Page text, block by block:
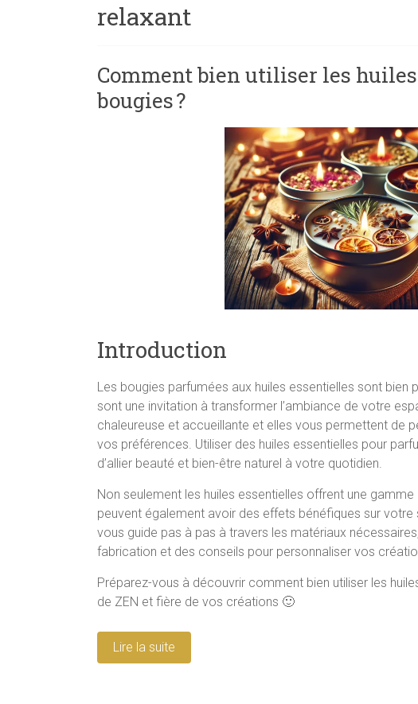
relaxant
Comment bien utiliser les
bougies ?
Introduction
Les bougies parfumées aux huiles essentielles sont bien
sont une invitation à transformer l’ambiance de votre
chaleureuse et accueillante et elles vous permettent de
vos préférences. Utiliser des huiles essentielles pour
d’allier beauté et bien-être naturel à votre quotidien.
Non seulement les huiles essentielles offrent une
peuvent également avoir des effets bénéfiques sur
vous guide pas à pas à travers les matériaux
fabrication et des conseils pour personnaliser vos
Préparez-vous à découvrir comment bien utiliser les
de ZEN et fière de vos créations 🙂
Lire la suite